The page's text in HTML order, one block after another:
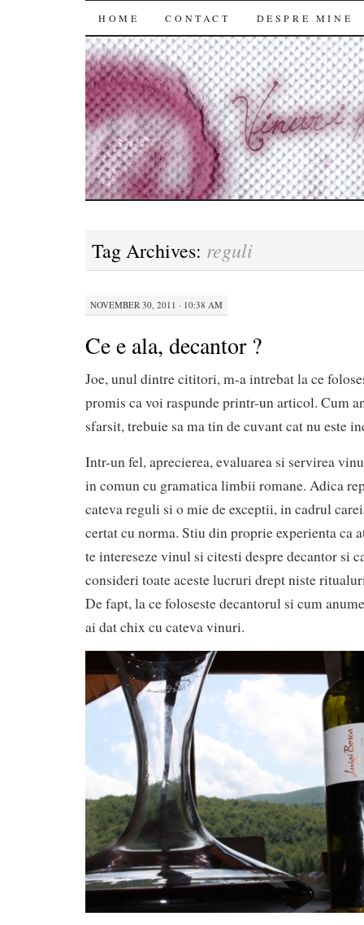
SKIP
TO
CONTENT
HOME CONTACT DESPRE MINE
Tag Archives: reguli
NOVEMBER 30, 2011 · 10:38 AM
Ce e ala, decantor ?
Joe, unul dintre cititori, m-a intrebat la ce
promis ca voi raspunde printr-un articol. Cum
sfarsit, trebuie sa ma tin de cuvant cat nu este
Intr-un fel, aprecierea, evaluarea si servirea
in comun cu gramatica limbii romane. Adica
cateva reguli si o mie de exceptii, in cadrul
certat cu norma. Stiu din proprie experienta ca
te intereseze vinul si citesti despre decantor si
consideri toate aceste lucruri drept niste
De fapt, la ce foloseste decantorul si cum
ai dat chix cu cateva vinuri.